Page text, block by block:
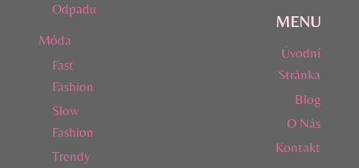
Odpadu
Móda
Fast
Fashion
Slow
Fashion
Trendy
MENU
Úvodní
Stránka
Blog
O Nás
Kontakt